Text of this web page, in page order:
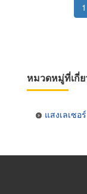
1
หมวดหมู่ที่เกี่
แสงเลเซอร์